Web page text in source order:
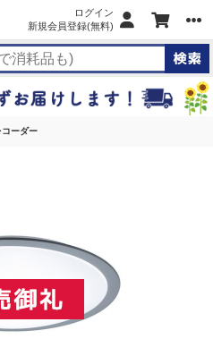
ログイン
新規会員登録(無料)
コーダー